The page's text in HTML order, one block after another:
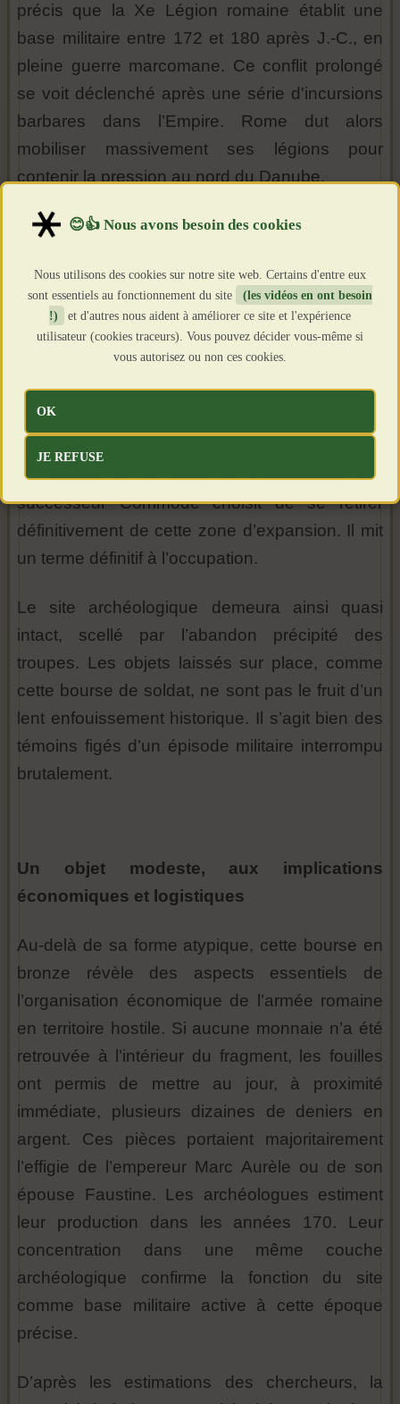
précis que la Xe Légion romaine établit une
base militaire entre 172 et 180 après J.-C., en
pleine guerre marcomane. Ce conflit prolongé
se voit déclenché après une série d'incursions
barbares dans l’Empire. Rome dut alors
mobiliser massivement ses légions pour
contenir la pression au nord du Danube.
La forteresse de Hradisko faisait partie d’un
Aurèle dans le but de stabiliser la région.
L’objectif politique était clair : intégrer ces terres
au territoire impérial sous la forme d’une
nouvelle province, baptisée Marcomannia. Mais
cette stratégie impériale ne put aboutir. La
résistance des Marcomans, la logistique difficile
et les limites du contrôle militaire firent échouer
ce projet. À la mort de l’empereur, son
successeur Commode choisit de se retirer
définitivement de cette zone d’expansion. Il mit
un terme définitif à l’occupation.
Le site archéologique demeura ainsi quasi
intact, scellé par l’abandon précipité des
troupes. Les objets laissés sur place, comme
cette bourse de soldat, ne sont pas le fruit d’un
lent enfouissement historique. Il s’agit bien des
témoins figés d’un épisode militaire interrompu
brutalement.
Un objet modeste, aux implications
économiques et logistiques
Au-delà de sa forme atypique, cette bourse en
bronze révèle des aspects essentiels de
l’organisation économique de l’armée romaine
en territoire hostile. Si aucune monnaie n’a été
retrouvée à l’intérieur du fragment, les fouilles
ont permis de mettre au jour, à proximité
immédiate, plusieurs dizaines de deniers en
argent. Ces pièces portaient majoritairement
l’effigie de l’empereur Marc Aurèle ou de son
épouse Faustine. Les archéologues estiment
leur production dans les années 170. Leur
concentration dans une même couche
archéologique confirme la fonction du site
comme base militaire active à cette époque
précise.
D’après les estimations des chercheurs, la
Nous utilisons des cookies sur notre site web. Certains d'entre eux
sont essentiels au fonctionnement du site
(les vidéos en ont besoin
!)
et d'autres nous aident à améliorer ce site et l'expérience
utilisateur (cookies traceurs). Vous pouvez décider vous-même si
vous autorisez ou non ces cookies.
OK
JE REFUSE